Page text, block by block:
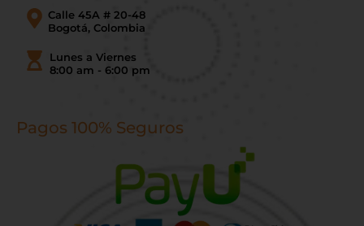
Calle 45A # 20-48
Bogotá, Colombia
Lunes a Viernes
8:00 am - 6:00 pm
Pagos 100% Seguros